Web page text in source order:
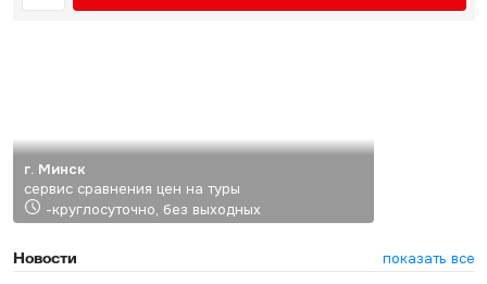
г. Минск
сервис сравнения цен на туры
-круглосуточно, без выходных
Новости
показать все